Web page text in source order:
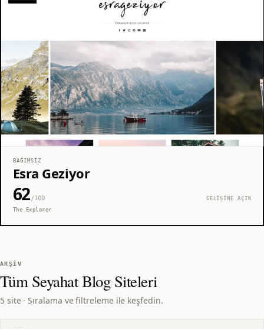
BAĞIMSIZ
Esra Geziyor
62/100
GELİŞİME AÇIK
The Explorer
ARŞIV
TümSeyahat BlogSiteleri
5 site · Sıralama ve filtreleme ile keşfedin.